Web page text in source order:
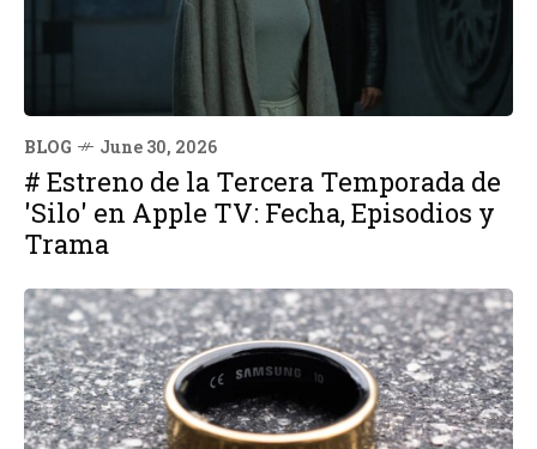
BLOG June 30, 2026
# Estreno de la Tercera Temporada de
'Silo' en Apple TV: Fecha, Episodios y
Trama